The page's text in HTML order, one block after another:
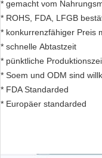
* gemacht vom
* ROHS, FDA, LFGB
* konkurrenzfähiger Preis
* schnelle Abtastzeit
* pünktliche
* Soem und ODM sind
* FDA Standarded
* Europäer standarded